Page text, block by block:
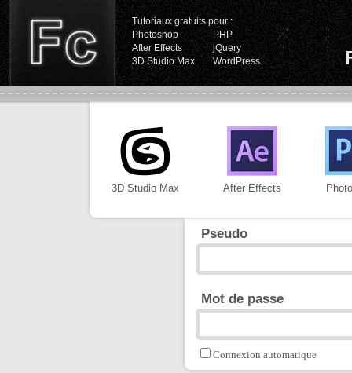
Tutoriaux gratuits pour :
Photoshop
PHP
After Effects
jQuery
3D Studio Max
WordPress
3D Studio Max After Effects
Pseudo
Mot de passe
Connexion automatique